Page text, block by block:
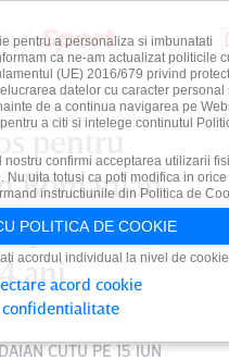
pentru
Romanian
podium şi
ani
CUTUPE 15 IUN
pentru a personaliza si imbunatati
ca ne-am actualizat politicile
(UE) 2016/679 privind
datelor cu caracter personal
de a continua navigarea pe
a citi si intelege continutul
confirmi acceptarea utilizarii
uita totusi ca poti modifica in orice
instructiunile din Politica de
POLITICA DE COOKIE
acordul individual la nivel de
acord cookie